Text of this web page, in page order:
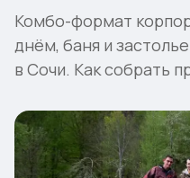
Комбо-формат
днём, баня и
в Сочи. Как собрать